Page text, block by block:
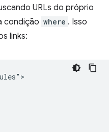
URLs do próprio
condição where . Isso
links: